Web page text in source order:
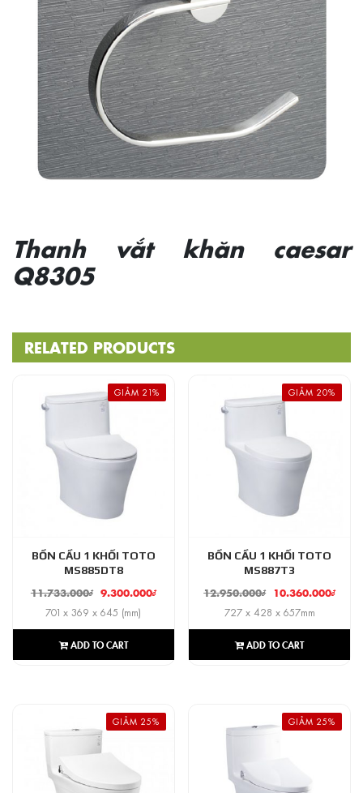
Thanh vắt khăn caesar
Q8305
RELATED PRODUCTS
GIẢM 21%
BỒN CẦU 1 KHỐI TOTO
MS885DT8
11.733.000₫ 9.300.000₫
701 x 369 x 645 (mm)
ADD TO CART
GIẢM 20%
BỒN CẦU 1 KHỐI TOTO
MS887T3
12.950.000₫ 10.360.000₫
727 x 428 x 657mm
ADD TO CART
GIẢM 25% GIẢM 25%